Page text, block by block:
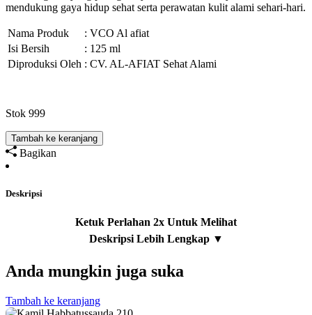
mendukung gaya hidup sehat serta perawatan kulit alami sehari-hari.
Nama Produk
: VCO Al afiat
Isi Bersih
: 125 ml
Diproduksi Oleh : CV. AL-AFIAT Sehat Alami
Stok 999
Tambah ke keranjang
Bagikan
Deskripsi
Anda mungkin juga suka
Tambah ke keranjang